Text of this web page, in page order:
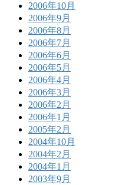
2006年10月
2006年9月
2006年8月
2006年7月
2006年6月
2006年5月
2006年4月
2006年3月
2006年2月
2006年1月
2005年2月
2004年10月
2004年2月
2004年1月
2003年9月